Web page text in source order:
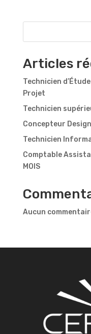
Articles
Technicien
Projet
Technicien
Concepteur
Technicien
Comptable
MOIS
Aucun